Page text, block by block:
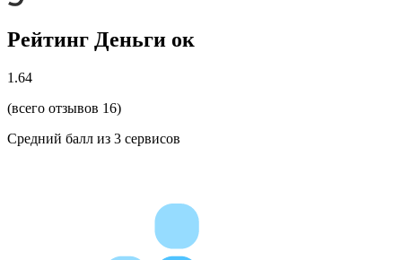
Рейтинг Деньги ок
1.64
(всего отзывов 16)
Средний балл из 3 сервисов